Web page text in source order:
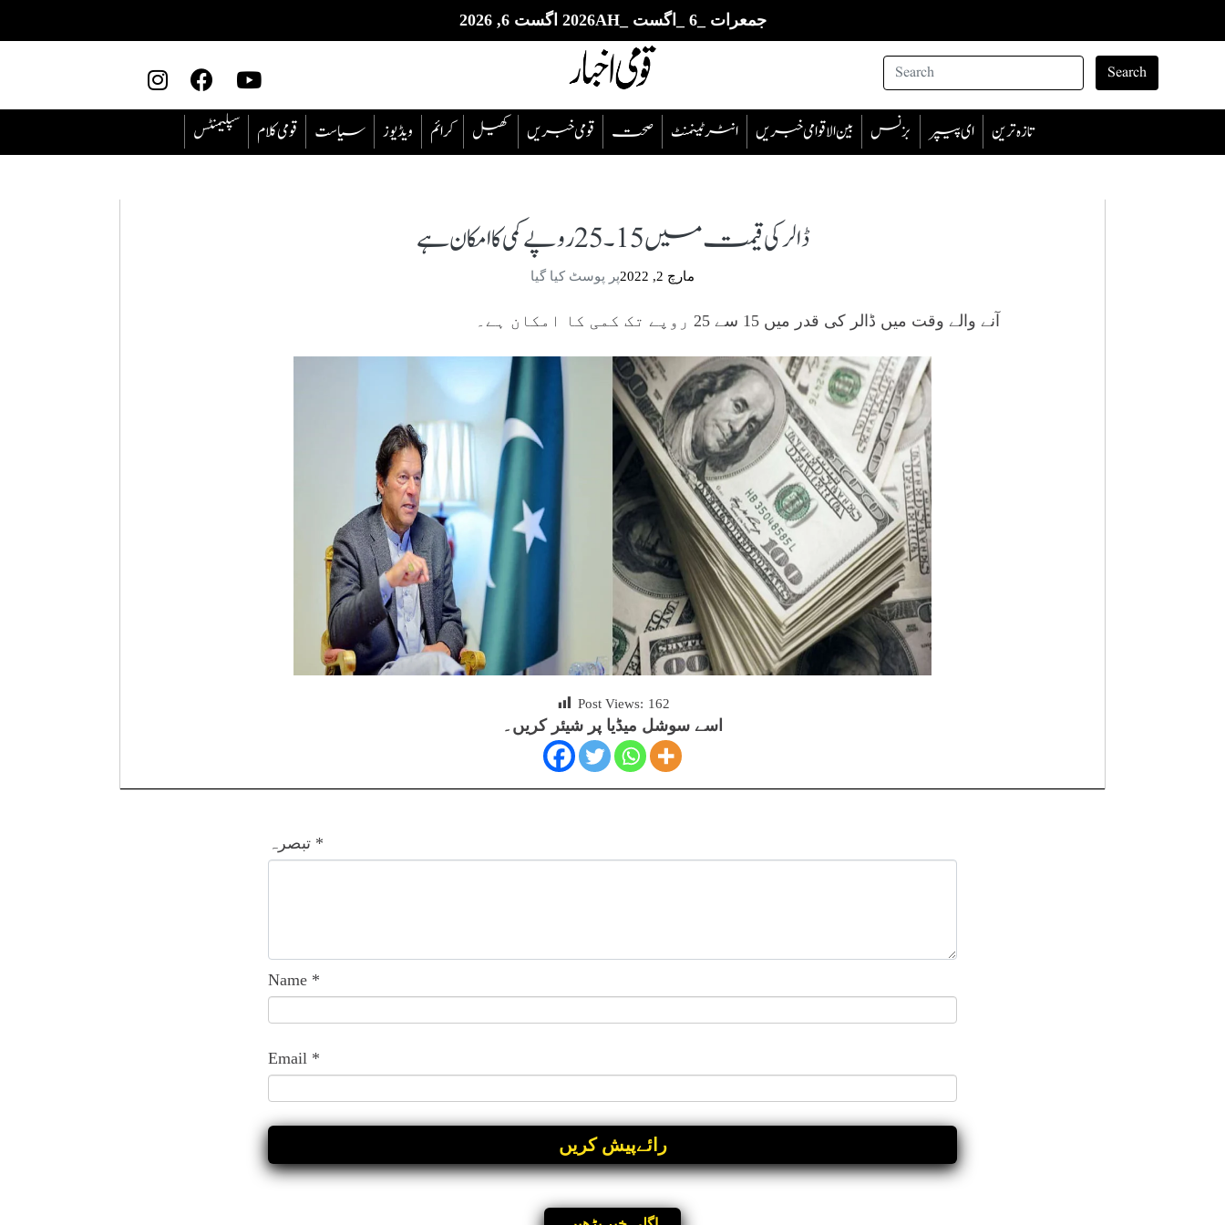
جمعرات _6 _اگست _2026AH اگست 6, 2026
Search
سپلیمنٹس قومی کلام سیاست ویڈیوز ‎کرائم کھیل قومی خبریں صحت انٹرٹینمنٹ بین الاقوامی خبریں بزنس ای پیپر تازہ ترین
ڈالر کی قیمت میں 15۔25 روپے کمی کا امکان ہے
مارچ 2, 2022 پر پوسٹ کیا گیا
آنے والے وقت میں ڈالر کی قدر میں 15 سے 25 روپے تک کمی کا امکان ہے۔
Post Views: 162
اسے سوشل میڈیا پر شیئر کریں۔
تبصرہ *
Name *
Email *